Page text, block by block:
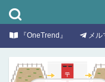
『OneTrend』 メル